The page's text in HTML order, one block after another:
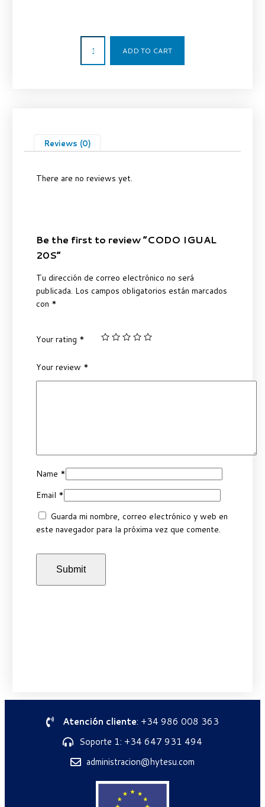
ADD TO CART
Reviews (0)
There are no reviews yet.
Be the first to review “CODO IGUAL
20S”
Tu dirección de correo electrónico no será
publicada. Los campos obligatorios están marcados
con *
Your rating *
Your review *
Name *
Email *
Guarda mi nombre, correo electrónico y web en
este navegador para la próxima vez que comente.
Atención cliente: +34 986 008 363
Soporte 1: +34 647 931 494
administracion@hytesu.com